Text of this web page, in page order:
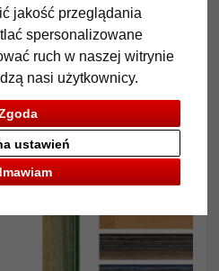
jakość przeglądania
spersonalizowane
ruch w naszej witrynie
nasi użytkownicy.
ustawień